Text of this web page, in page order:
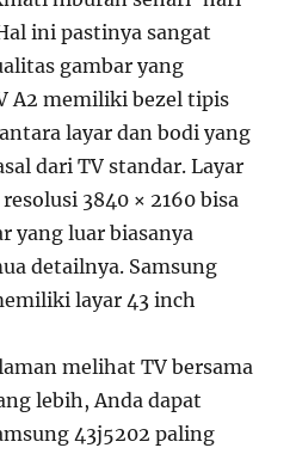
ini pastinya sangat
gambar yang
A2 memiliki bezel tipis
layar dan bodi yang
dari TV standar. Layar
3840 × 2160 bisa
yang luar biasanya
detailnya. Samsung
layar 43 inch
melihat TV bersama
lebih, Anda dapat
43j5202 paling